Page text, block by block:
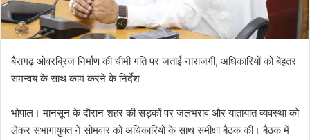
बैरागढ़ ओवरब्रिज निर्माण की धीमी गति पर जताई नाराजगी, अधिकारियों को बेहतर
समन्वय के साथ काम करने के निर्देश
भोपाल। मानसून के दौरान शहर की सड़कों पर जलभराव और यातायात व्यवस्था को
लेकर संभागायुक्त ने सोमवार को अधिकारियों के साथ समीक्षा बैठक की। बैठक में